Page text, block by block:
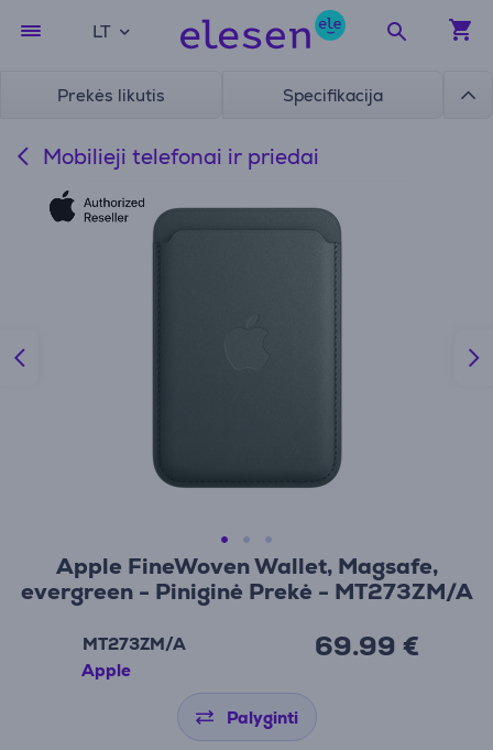
LT
Prekės likutis Specifikacija
Mobilieji telefonai ir priedai
Apple FineWoven Wallet, Magsafe,
evergreen - Piniginė Prekė - MT273ZM/A
MT273ZM/A
Apple
69.99 €
Palyginti